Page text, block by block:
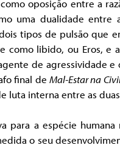
oposição entre a
uma dualidade entre
tipos de pulsão que
como libido, ou Eros, e
de agressividade e
final de Mal-Estar na
luta interna entre as
para a espécie humana
o seu